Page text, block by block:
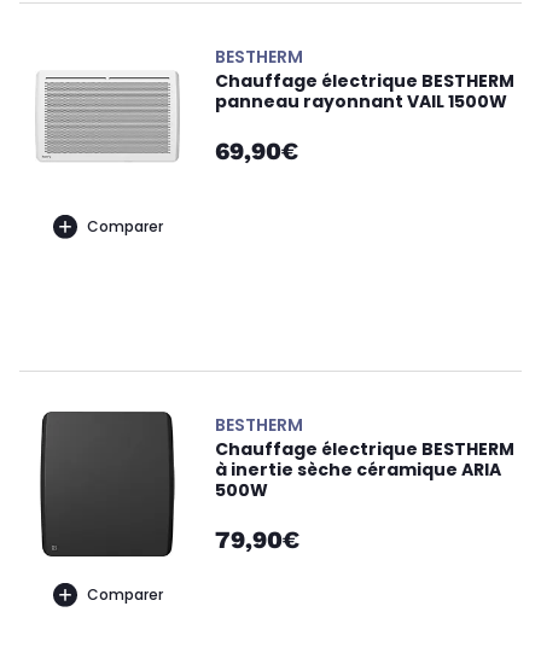
Comparer
BESTHERM
Chauffage électrique BESTHERM
panneau rayonnant VAIL 1500W
69,90€
Comparer
BESTHERM
Chauffage électrique BESTHERM
à inertie sèche céramique ARIA
500W
79,90€